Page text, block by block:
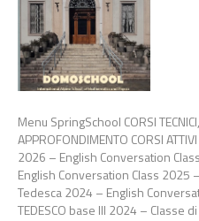
Menu SpringSchool CORSI TECNICI,
APPROFONDIMENTO CORSI
2026 – English Conversation
English Conversation Class 2025
Tedesca 2024 – English
TEDESCO base III 2024 – Classe